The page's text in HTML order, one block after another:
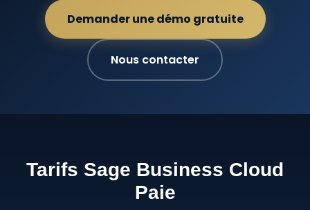
Demander une démo gratuite
Nous contacter
Tarifs Sage Business Cloud
Paie